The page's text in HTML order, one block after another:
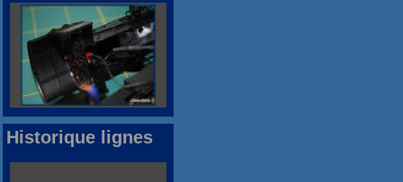
Historique lignes